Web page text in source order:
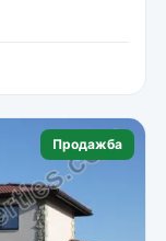
Продажба